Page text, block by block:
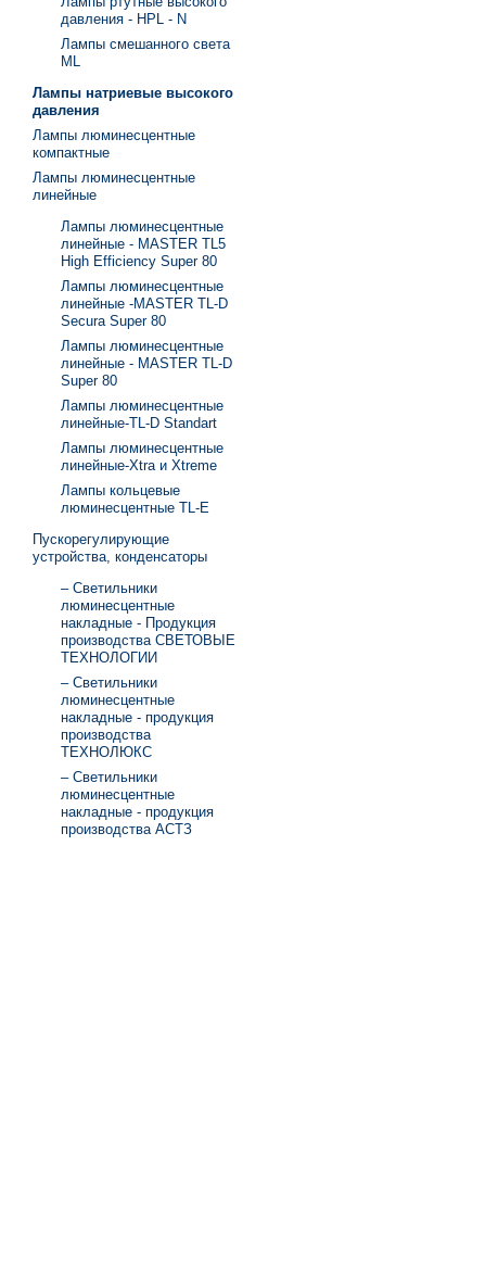
давления - HPL - N
Лампы смешанного света
ML
Лампы натриевые высокого
давления
Лампы люминесцентные
компактные
Лампы люминесцентные
линейные
Лампы люминесцентные
линейные - MASTER TL5
High Efficiency Super 80
Лампы люминесцентные
линейные -MASTER TL-D
Secura Super 80
Лампы люминесцентные
линейные - MASTER TL-D
Super 80
Лампы люминесцентные
линейные-TL-D Standart
Лампы люминесцентные
линейные-Xtra и Xtreme
Лампы кольцевые
люминесцентные TL-E
Пускорегулирующие
устройства, конденсаторы
– Светильники
люминесцентные
накладные - Продукция
производства СВЕТОВЫЕ
ТЕХНОЛОГИИ
– Светильники
люминесцентные
накладные - продукция
производства
ТЕХНОЛЮКС
– Светильники
люминесцентные
накладные - продукция
производства АСТЗ